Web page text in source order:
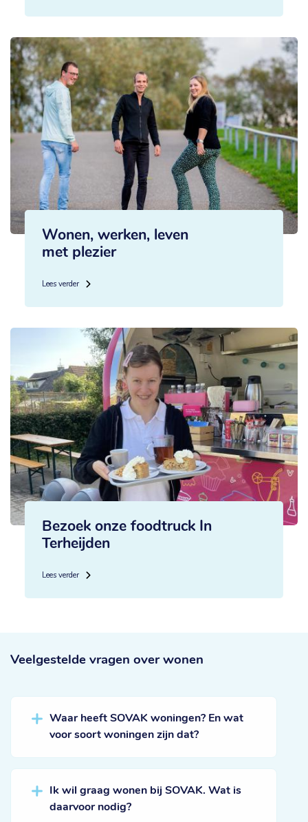
Wonen, werken, leven
met plezier
Lees verder
Bezoek onze foodtruck In
Terheijden
Lees verder
Veelgestelde vragen over wonen
Waar heeft SOVAK woningen? En wat
voor soort woningen zijn dat?
Ik wil graag wonen bij SOVAK. Wat is
daarvoor nodig?